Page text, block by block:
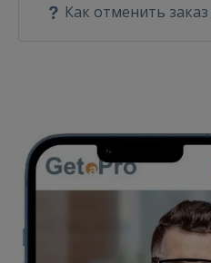
Как отменить заказ